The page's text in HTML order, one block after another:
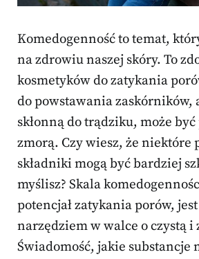
Komedogenność to temat,
na zdrowiu naszej skóry. To
kosmetyków do zatykania
do powstawania zaskórników,
skłonną do trądziku, może
zmorą. Czy wiesz, że niektóre
składniki mogą być bardziej
myślisz? Skala
potencjał zatykania porów,
narzędziem w walce o czystą i
Świadomość, jakie substancje